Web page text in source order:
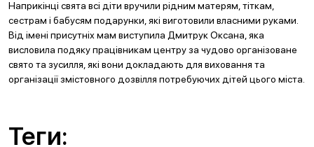
Наприкінці свята всі діти вручили рідним матерям, тіткам,
сестрам і бабусям подарунки, які виготовили власними руками.
Від імені присутніх мам виступила Дмитрук Оксана, яка
висловила подяку працівникам центру за чудово організоване
свято та зусилля, які вони докладають для виховання та
організації змістовного дозвілля потребуючих дітей цього міста.
Теги: